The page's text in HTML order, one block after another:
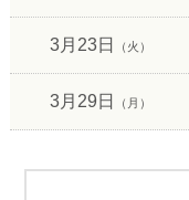
3月23日 （火）
3月29日 （月）